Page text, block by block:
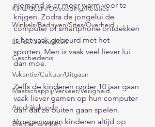
Kind/Gezin/Opvoeding/Relaties
Winkels/Bedrijven/Sites/Overheid
Liefde/Seksualiteit
Geschiedenis
Vakantie/Cultuur/Uitgaan
Maatschappij/Verkeer/Veiligheid
Aardrijkskunde
Eten en drinken
niemand is er meer warm voor te
krijgen. Zodra de jongelui de
computer of smartphone ontdekken
is het vaak gebeurd met het
sporten. Men is vaak veel liever lui
dan moe.
Zelfs de kinderen onder 10 jaar gaan
vaak liever gamen op hun computer
dan dat ze buiten gaan spelen.
Vroeger waren kinderen altijd op